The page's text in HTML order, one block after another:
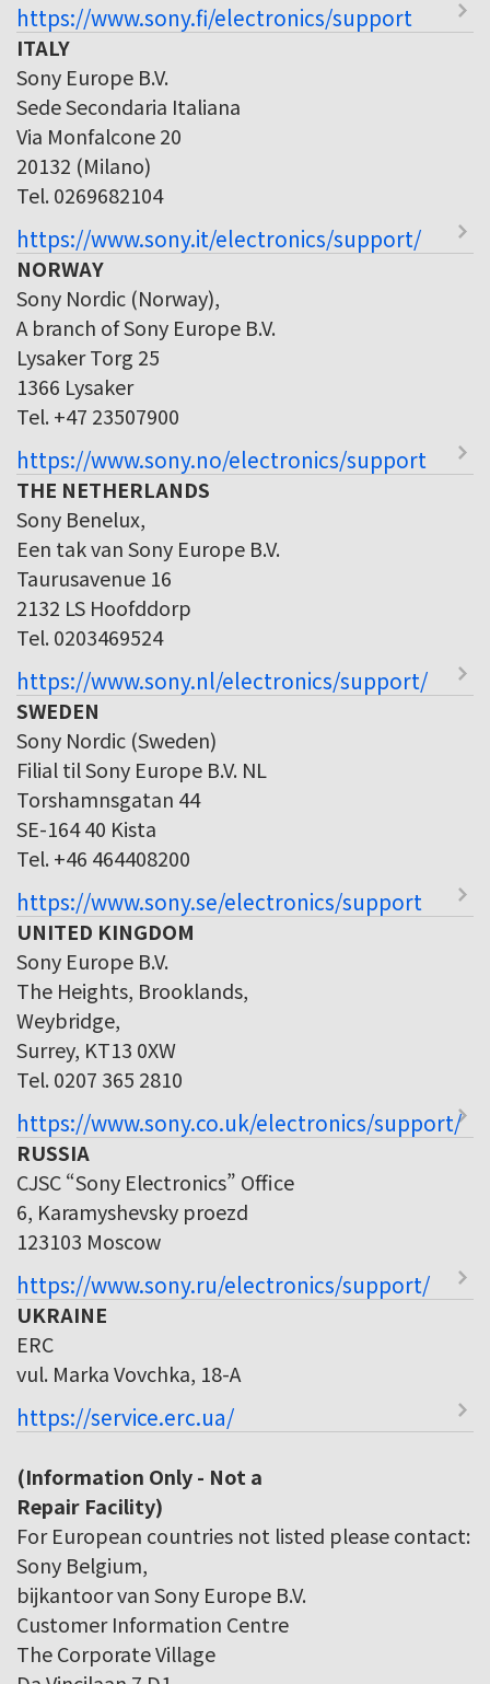
https://www.sony.fi/electronics/support
ITALY
Sony Europe B.V.
Sede Secondaria Italiana
Via Monfalcone 20
20132 (Milano)
Tel. 0269682104
https://www.sony.it/electronics/support/
NORWAY
Sony Nordic (Norway),
A branch of Sony Europe B.V.
Lysaker Torg 25
1366 Lysaker
Tel. +47 23507900
https://www.sony.no/electronics/support
THE NETHERLANDS
Sony Benelux,
Een tak van Sony Europe B.V.
Taurusavenue 16
2132 LS Hoofddorp
Tel. 0203469524
https://www.sony.nl/electronics/support/
SWEDEN
Sony Nordic (Sweden)
Filial til Sony Europe B.V. NL
Torshamnsgatan 44
SE-164 40 Kista
Tel. +46 464408200
https://www.sony.se/electronics/support
UNITED KINGDOM
Sony Europe B.V.
The Heights, Brooklands,
Weybridge,
Surrey, KT13 0XW
Tel. 0207 365 2810
https://www.sony.co.uk/electronics/support/
RUSSIA
CJSC “Sony Electronics” Office
6, Karamyshevsky proezd
123103 Moscow
https://www.sony.ru/electronics/support/
UKRAINE
ERC
vul. Marka Vovchka, 18-A
https://service.erc.ua/
(Information Only - Not a
Repair Facility)
For European countries not listed please contact:
Sony Belgium,
bijkantoor van Sony Europe B.V.
Customer Information Centre
The Corporate Village